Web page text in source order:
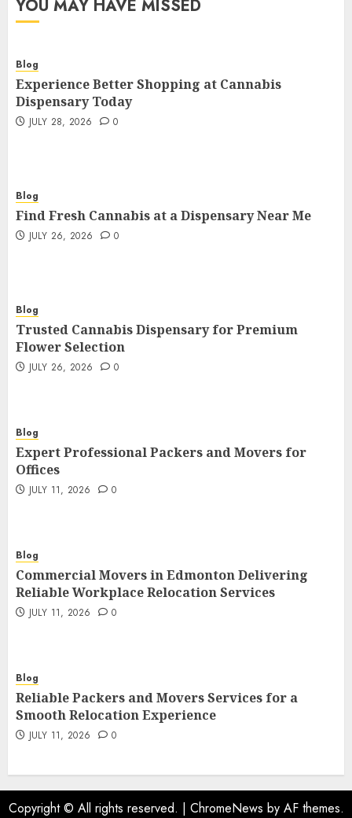
YOU MAY HAVE MISSED
Blog
Experience Better Shopping at Cannabis
Dispensary Today
JULY 28, 2026 0
Blog
Find Fresh Cannabis at a Dispensary Near Me
JULY 26, 2026 0
Blog
Trusted Cannabis Dispensary for Premium
Flower Selection
JULY 26, 2026 0
Blog
Expert Professional Packers and Movers for
Offices
JULY 11, 2026 0
Blog
Commercial Movers in Edmonton Delivering
Reliable Workplace Relocation Services
JULY 11, 2026 0
Blog
Reliable Packers and Movers Services for a
Smooth Relocation Experience
JULY 11, 2026 0
Copyright © All rights reserved. | ChromeNews by AF themes.